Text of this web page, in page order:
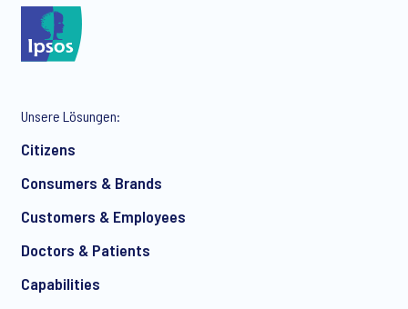
Unsere Lösungen:
Citizens
Consumers & Brands
Customers & Employees
Doctors & Patients
Capabilities